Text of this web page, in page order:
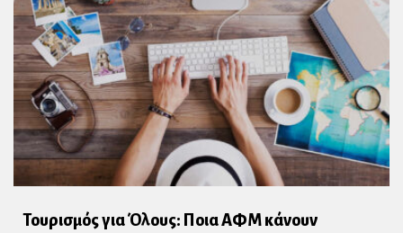
Τουρισμός για Όλους: Ποια ΑΦΜ κάνουν